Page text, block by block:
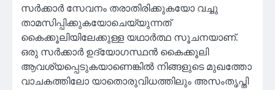
സർക്കാർ സേവനം തരാതിരിക്കുകയോ വച്ചു
താമസിപ്പിക്കുകയോചെയ്യുന്നത്
കൈക്കൂലിയിലേക്കുള്ള യഥാർത്ഥ സൂചനയാണ്.
ഒരു സർക്കാർ ഉദ്യോഗസ്ഥൻ കൈക്കൂലി
ആവശ്യപ്പെടുകയാണെങ്കിൽ നിങ്ങളുടെ മുഖത്തോ
വാചകത്തിലോ യാതൊരുവിധത്തിലും അസംതൃപ്തി